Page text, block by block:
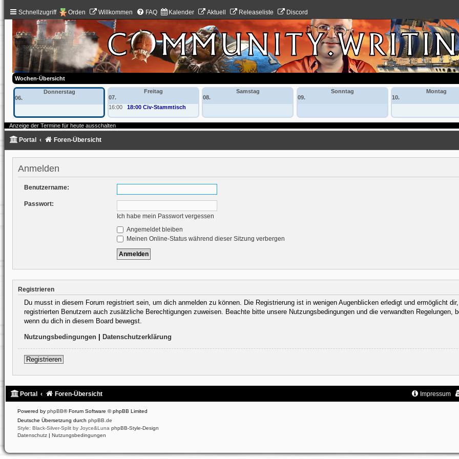
Schnellzugriff Orden Willkommen FAQ Kalender Aktuell Releaseliste Discord
Wochen-Übersicht
Donnerstag
06.
Freitag
07.
16:00
18:00 Civ-Stammtisch
Samstag
08.
Sonntag
09.
Montag
10.
Anzeige der Termine für heute ausschalten
Portal Foren-Übersicht
Anmelden
Benutzername:
Passwort:
Ich habe mein Passwort vergessen
Angemeldet bleiben
Meinen Online-Status während dieser Sitzung verbergen
Registrieren
Du musst in diesem Forum registriert sein, um dich anmelden zu können. Die Registrierung ist in wenigen Augenblicken erledigt und ermöglicht
registrierten Benutzern auch zusätzliche Berechtigungen zuweisen. Beachte bitte unsere Nutzungsbedingungen und die verwandten Regelungen,
wenn du dich in diesem Board bewegst.
Nutzungsbedingungen| Datenschutzerklärung
Registrieren
Portal Foren-Übersicht Impressum
Powered by phpBB® Forum Software © phpBB Limited
Deutsche Übersetzung durch phpBB.de
Style: Black-Silver-Split by Joyce&Luna phpBB-Style-Design
Datenschutz | Nutzungsbedingungen